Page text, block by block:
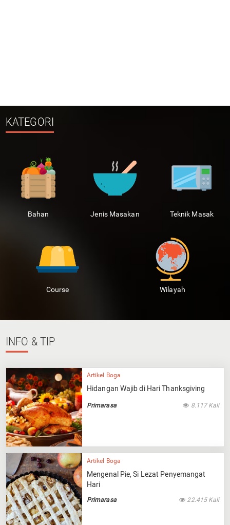
KATEGORI
Bahan Jenis Masakan Teknik Masak
Course Wilayah
INFO & TIP
Artikel Boga
Hidangan Wajib di Hari Thanksgiving
Primarasa 8.117 Kali
Artikel Boga
Mengenal Pie, Si Lezat Penyemangat
Hari
Primarasa 22.415 Kali